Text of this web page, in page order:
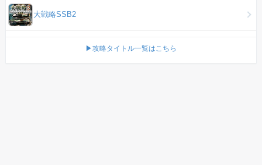
大戦略SSB2
▶攻略タイトル一覧はこちら